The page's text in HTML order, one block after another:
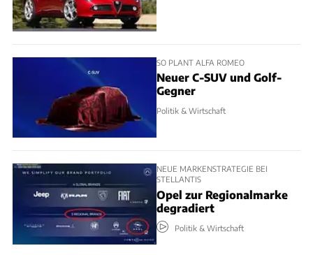
SO PLANT ALFA ROMEO
Neuer C-SUV und Golf-
Gegner
Politik & Wirtschaft
NEUE MARKENSTRATEGIE BEI
STELLANTIS
Opel zur Regionalmarke
degradiert
Politik & Wirtschaft